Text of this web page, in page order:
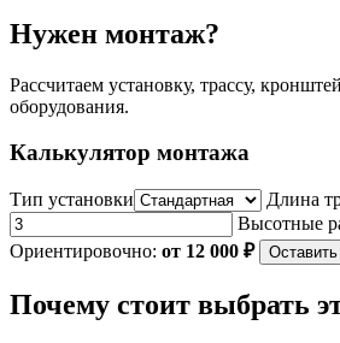
Нужен монтаж?
Рассчитаем установку, трассу,
оборудования.
Калькулятор монтажа
Тип установки
Длина
Высотные
Ориентировочно: от 12 000 ₽ Оставить
Почему стоит выбрать